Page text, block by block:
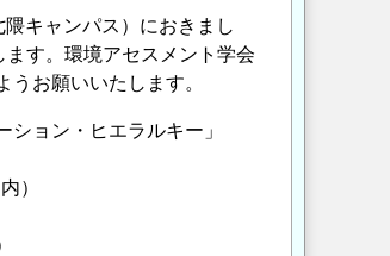
キャンパス）におきまし
す。環境アセスメント学会
お願いいたします。
ョン・ヒエラルキー」
）